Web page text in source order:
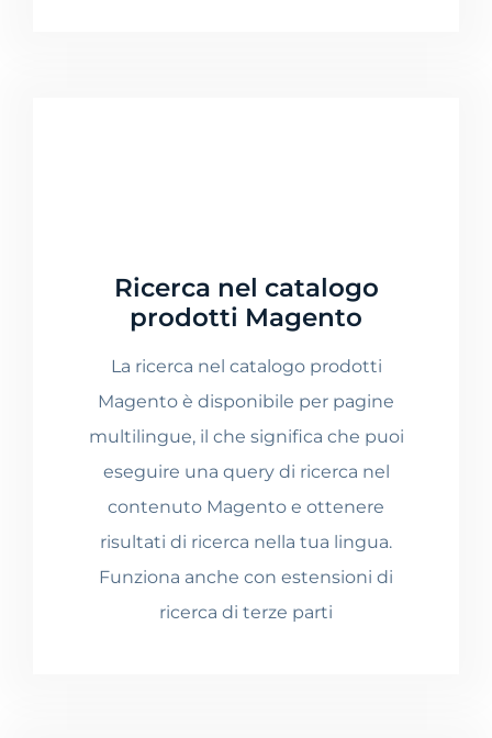
Ricerca nel catalogo
prodotti Magento
La ricerca nel catalogo prodotti
Magento è disponibile per pagine
multilingue, il che significa che puoi
eseguire una query di ricerca nel
contenuto Magento e ottenere
risultati di ricerca nella tua lingua.
Funziona anche con estensioni di
ricerca di terze parti